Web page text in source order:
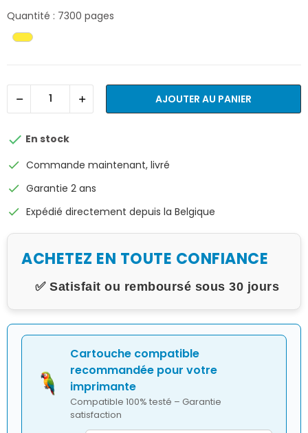
Quantité : 7300 pages
AJOUTER AU PANIER
 En stock
check Commande maintenant, livré
check Garantie 2 ans
check Expédié directement depuis la Belgique
ACHETEZ EN TOUTE CONFIANCE
✅ Satisfait ou remboursé sous 30 jours
Cartouche compatible
recommandée pour votre
imprimante
Compatible 100% testé – Garantie
satisfaction